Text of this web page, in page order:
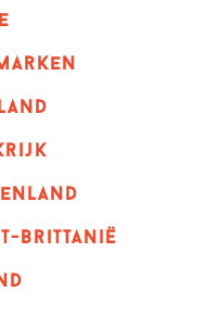
Brittanië